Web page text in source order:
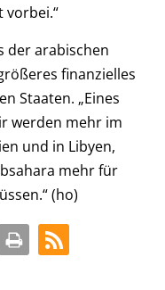
vorbei.“
der arabischen
finanzielles
Staaten. „Eines
werden mehr im
und in Libyen,
mehr für
(ho)